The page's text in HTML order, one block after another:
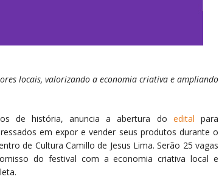
locais, valorizando a economia criativa e ampliando
de história, anuncia a abertura do edital para
em expor e vender seus produtos durante o
de Cultura Camillo de Jesus Lima. Serão 25 vagas
do festival com a economia criativa local e